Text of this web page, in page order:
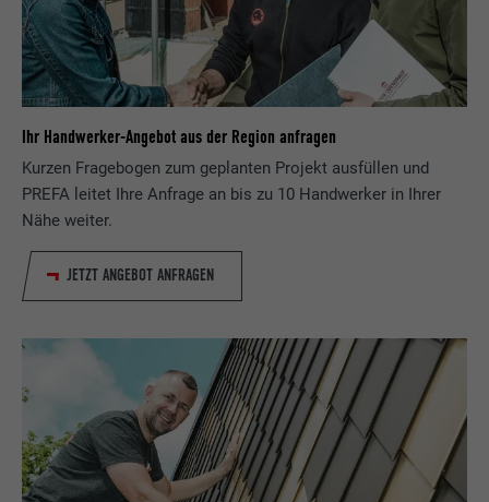
Ihr Handwerker-Angebot aus der Region anfragen
Kurzen Fragebogen zum geplanten Projekt ausfüllen und
PREFA leitet Ihre Anfrage an bis zu 10 Handwerker in Ihrer
Nähe weiter.
JETZT ANGEBOT ANFRAGEN